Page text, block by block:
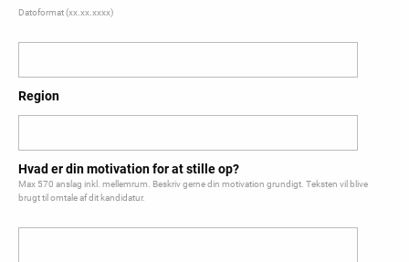
Datoformat (xx.xx.xxxx)
Region
Hvad er din motivation for at stille op?
Max 570 anslag inkl. mellemrum. Beskriv gerne din motivation grundigt. Teksten vil blive
brugt til omtale af dit kandidatur.